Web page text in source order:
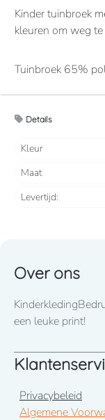
Kinder tuinbroek
kleuren om weg
Tuinbroek 65%
Verkrijgbaar
Wij drukken
Details
Kleur
Maat
Levertijd:
Over ons
een leuke print!
Privacybeleid
Algemene